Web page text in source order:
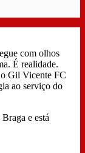
com olhos
É realidade.
Gil Vicente FC
ao serviço do
e está